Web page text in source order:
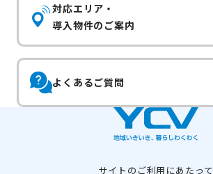
対応エリア・
導入物件のご案内
よくあるご質問
サイトのご利用にあたって